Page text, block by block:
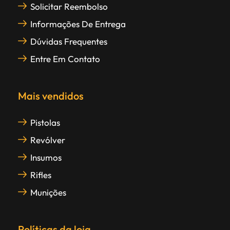
Solicitar Reembolso
Informações De Entrega
Dúvidas Frequentes
Entre Em Contato
Mais vendidos
Pistolas
Revólver
Insumos
Rifles
Munições